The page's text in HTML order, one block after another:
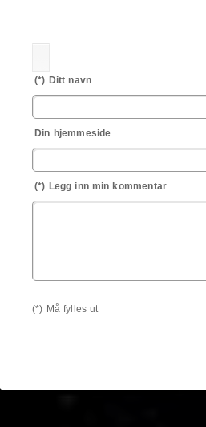
(*) Ditt navn
Din hjemmeside
(*) Legg inn min kommentar
(*) Må fylles ut